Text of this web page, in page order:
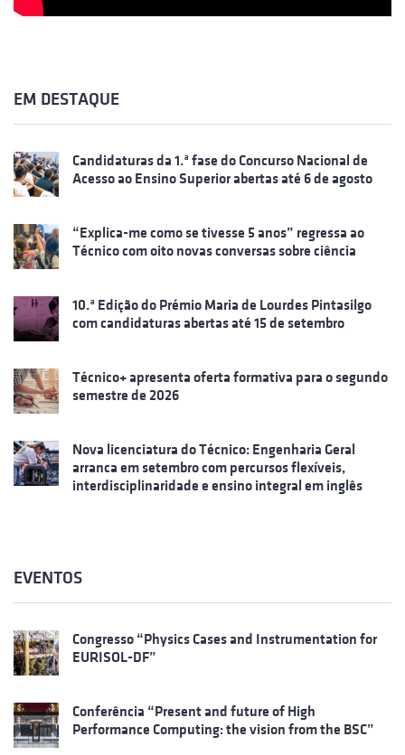
EM DESTAQUE
Candidaturas da 1.ª fase do Concurso Nacional de
Acesso ao Ensino Superior abertas até 6 de agosto
“Explica-me como se tivesse 5 anos” regressa ao
Técnico com oito novas conversas sobre ciência
10.ª Edição do Prémio Maria de Lourdes Pintasilgo
com candidaturas abertas até 15 de setembro
Técnico+ apresenta oferta formativa para o segundo
semestre de 2026
Nova licenciatura do Técnico: Engenharia Geral
arranca em setembro com percursos flexíveis,
interdisciplinaridade e ensino integral em inglês
EVENTOS
Congresso “Physics Cases and Instrumentation for
EURISOL-DF”
Conferência “Present and future of High
Performance Computing: the vision from the BSC”